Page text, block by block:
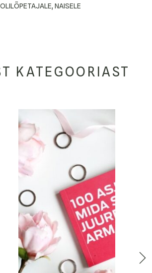
, NAISELE
KATEGOORIAST